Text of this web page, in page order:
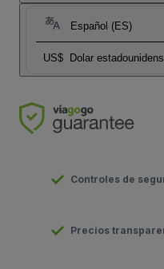
Español (ES)
US$ Dolar
Controles de
Precios